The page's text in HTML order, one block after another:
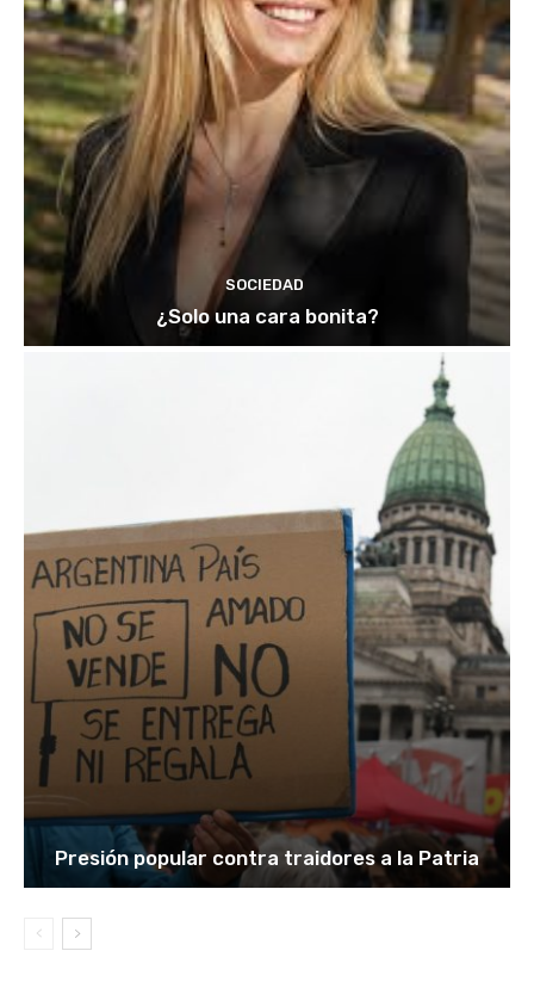
SOCIEDAD
¿Solo una cara bonita?
Presión popular contra traidores a la Patria